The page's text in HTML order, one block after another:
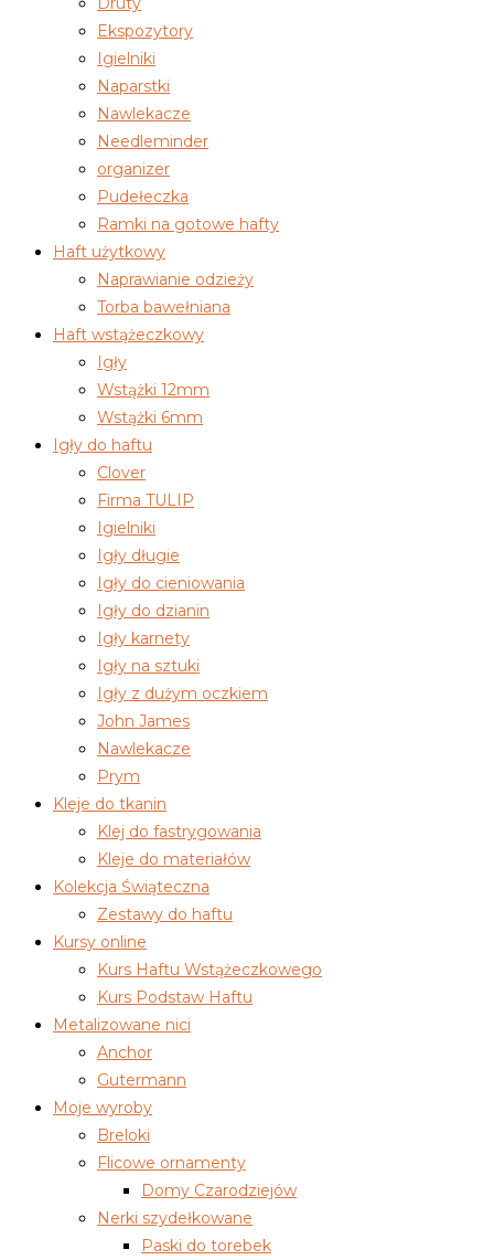
Ekspozytory
Igielniki
Naparstki
Nawlekacze
Needleminder
organizer
Pudełeczka
Ramki na gotowe hafty
Haft użytkowy
Naprawianie odzieży
Torba bawełniana
Haft wstążeczkowy
Igły
Wstążki 12mm
Wstążki 6mm
Igły do haftu
Clover
Firma TULIP
Igielniki
Igły długie
Igły do cieniowania
Igły do dzianin
Igły karnety
Igły na sztuki
Igły z dużym oczkiem
John James
Nawlekacze
Prym
Kleje do tkanin
Klej do fastrygowania
Kleje do materiałów
Kolekcja Świąteczna
Zestawy do haftu
Kursy online
Kurs Haftu Wstążeczkowego
Kurs Podstaw Haftu
Metalizowane nici
Anchor
Gutermann
Moje wyroby
Breloki
Flicowe ornamenty
Domy Czarodziejów
Nerki szydełkowane
Paski do torebek